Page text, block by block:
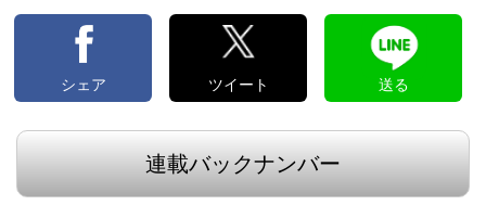
シェア ツイート 送る
連載バックナンバー